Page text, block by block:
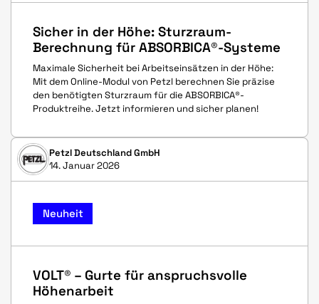
Sicher in der Höhe: Sturzraum-
Berechnung für ABSORBICA®-Systeme
Maximale Sicherheit bei Arbeitseinsätzen in der Höhe:
Mit dem Online-Modul von Petzl berechnen Sie präzise
den benötigten Sturzraum für die ABSORBICA®-
Produktreihe. Jetzt informieren und sicher planen!
Petzl Deutschland GmbH
14. Januar 2026
Neuheit
VOLT® – Gurte für anspruchsvolle
Höhenarbeit